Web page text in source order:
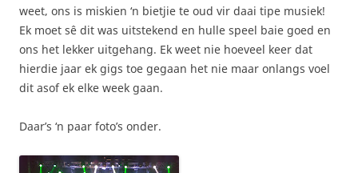
weet, ons is miskien ‘n bietjie te oud vir daai tipe musiek!
Ek moet sê dit was uitstekend en hulle speel baie goed en
ons het lekker uitgehang. Ek weet nie hoeveel keer dat
hierdie jaar ek gigs toe gegaan het nie maar onlangs voel
dit asof ek elke week gaan.
Daar’s ‘n paar foto’s onder.